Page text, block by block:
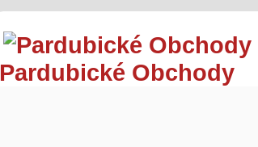
Pardubické Obchody